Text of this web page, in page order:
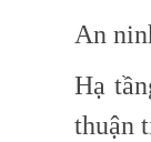
An
Hạ
thuận